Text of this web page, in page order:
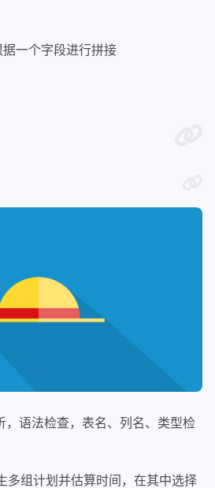
一个字段进行拼接
，语法检查，表名、列名、类型检
多组计划并估算时间，在其中选择